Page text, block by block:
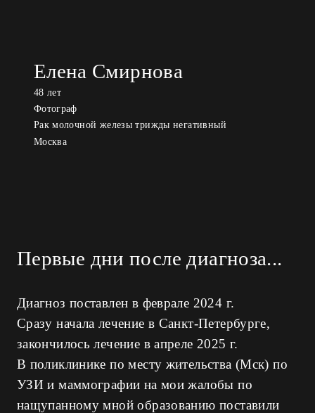
Елена Смирнова
48 лет
Фотограф
Рак молочной железы трижды негативный
Москва
Первые дни после диагноза...
Диагноз поставлен в феврале 2024 г.
Сразу начала лечение в Санкт-Петербурге,
закончилось лечение в апреле 2025 г.
В поликлинике по месту жительства (Мск) по
УЗИ и маммографии на мои жалобы по
нащупанному мной образованию поставили